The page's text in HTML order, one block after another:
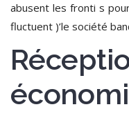
abusent les fronti s
fluctuent )’le société